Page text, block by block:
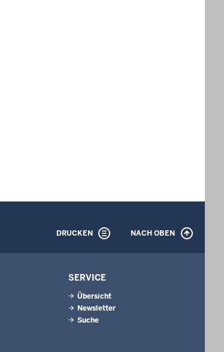
DRUCKEN NACH OBEN
SERVICE
Übersicht
Newsletter
Suche